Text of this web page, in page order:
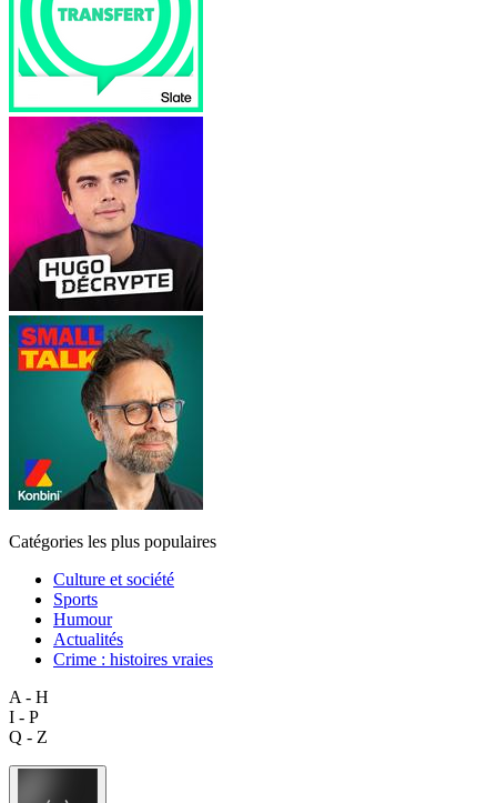
Catégories les plus populaires
Culture et société
Sports
Humour
Actualités
Crime : histoires vraies
A - H
I - P
Q - Z